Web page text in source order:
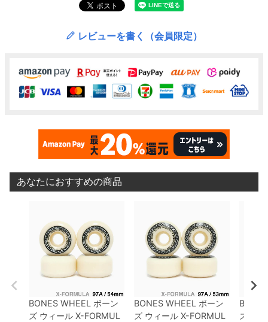
レビューを書く（会員限定）
あなたにおすすめの商品
BONES WHEEL ボーン
ズ ウィール X-FORMUL
BONES WHEEL ボーン
ズ ウィール X-FORMUL
ズ